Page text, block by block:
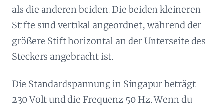
als die anderen beiden. Die beiden kleineren
Stifte sind vertikal angeordnet, während der
größere Stift horizontal an der Unterseite des
Steckers angebracht ist.
Die Standardspannung in Singapur beträgt
230 Volt und die Frequenz 50 Hz. Wenn du